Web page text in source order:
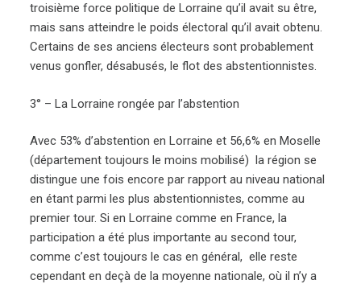
troisième force politique de Lorraine qu’il avait su être,
mais sans atteindre le poids électoral qu’il avait obtenu.
Certains de ses anciens électeurs sont probablement
venus gonfler, désabusés, le flot des abstentionnistes.
3° – La Lorraine rongée par l’abstention
Avec 53% d’abstention en Lorraine et 56,6% en Moselle
(département toujours le moins mobilisé) la région se
distingue une fois encore par rapport au niveau national
en étant parmi les plus abstentionnistes, comme au
premier tour. Si en Lorraine comme en France, la
participation a été plus importante au second tour,
comme c’est toujours le cas en général, elle reste
cependant en deçà de la moyenne nationale, où il n’y a